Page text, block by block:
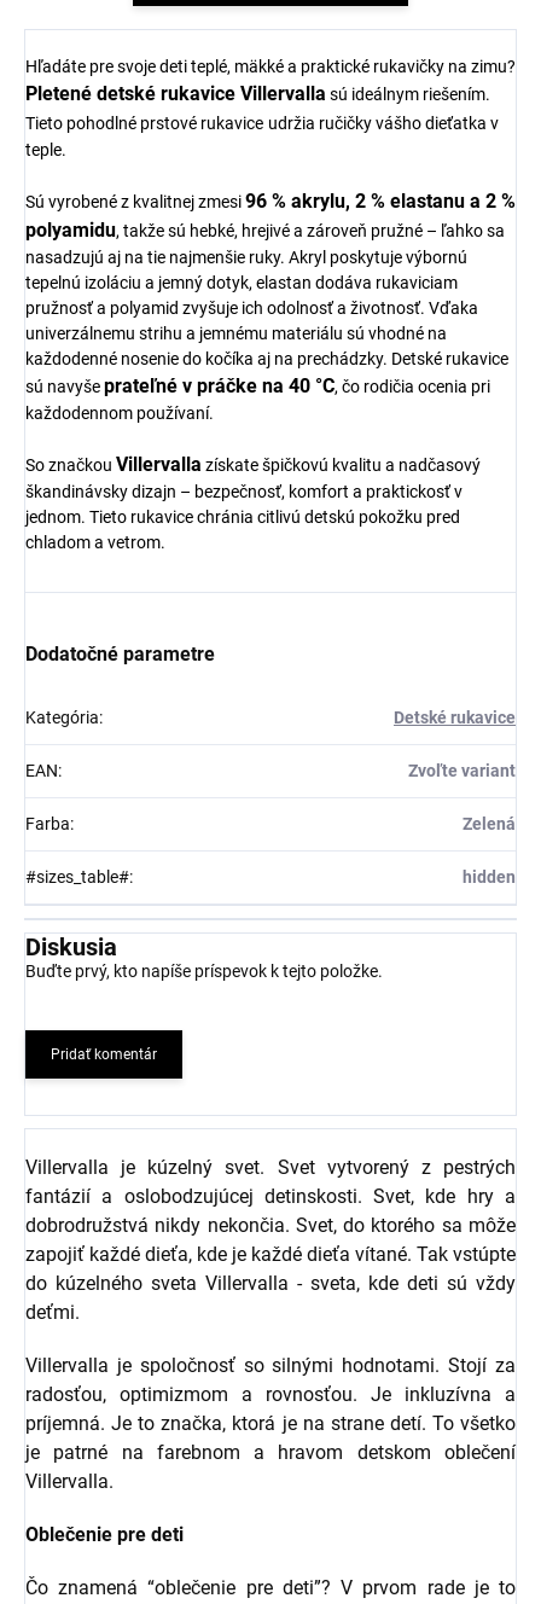
Hľadáte pre svoje deti teplé, mäkké a praktické rukavičky na zimu?
Pletené detské rukavice Villervalla sú ideálnym riešením.
Tieto pohodlné prstové rukavice udržia ručičky vášho dieťatka v
teple.
Sú vyrobené z kvalitnej zmesi96 % akrylu, 2 % elastanu a 2 %
polyamidu, takže sú hebké, hrejivé a zároveň pružné – ľahko sa
nasadzujú aj na tie najmenšie ruky. Akryl poskytuje výbornú
tepelnú izoláciu a jemný dotyk, elastan dodáva rukaviciam
pružnosť a polyamid zvyšuje ich odolnosť a životnosť. Vďaka
univerzálnemu strihu a jemnému materiálu sú vhodné na
každodenné nosenie do kočíka aj na prechádzky. Detské rukavice
sú navyšeprateľné v práčke na 40 °C, čo rodičia ocenia pri
každodennom používaní.
So značkou Villervalla získate špičkovú kvalitu a nadčasový
škandinávsky dizajn – bezpečnosť, komfort a praktickosť v
jednom. Tieto rukavice chránia citlivú detskú pokožku pred
chladom a vetrom.
Dodatočné parametre
Kategória: Detské rukavice
EAN: Zvoľte variant
Farba: Zelená
#sizes_table#: hidden
Diskusia
Buďte prvý, kto napíše príspevok k tejto položke.
Pridať komentár
Villervalla je kúzelný svet. Svet vytvorený z pestrých
fantázií a oslobodzujúcej detinskosti. Svet, kde hry a
dobrodružstvá nikdy nekončia. Svet, do ktorého sa môže
zapojiť každé dieťa, kde je každé dieťa vítané. Tak vstúpte
do kúzelného sveta Villervalla - sveta, kde deti sú vždy
deťmi.
Villervalla je spoločnosť so silnými hodnotami. Stojí za
radosťou, optimizmom a rovnosťou. Je inkluzívna a
príjemná. Je to značka, ktorá je na strane detí. To všetko
je patrné na farebnom a hravom detskom oblečení
Villervalla.
Oblečenie pre deti
Čo znamená “oblečenie pre deti”? V prvom rade je to